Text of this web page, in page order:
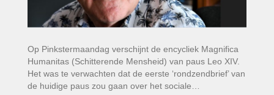
Op Pinkstermaandag verschijnt de encycliek Magnifica
Humanitas (Schitterende Mensheid) van paus Leo XIV.
Het was te verwachten dat de eerste ‘rondzendbrief’ van
de huidige paus zou gaan over het sociale…